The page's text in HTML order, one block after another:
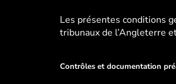
Les présentes conditions
tribunaux de l’Angleterre
Contrôles et documentation